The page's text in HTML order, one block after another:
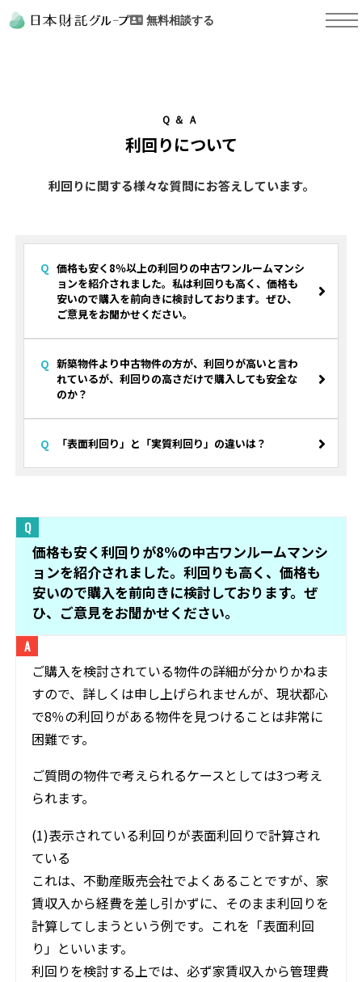
無料相談する
Ｑ＆Ａ
利回りについて
利回りに関する様々な質問にお答えしています。
価格も安く8％以上の利回りの中古ワンルームマンシ
ョンを紹介されました。私は利回りも高く、価格も
安いので購入を前向きに検討しております。ぜひ、
ご意見をお聞かせください。
新築物件より中古物件の方が、利回りが高いと言わ
れているが、利回りの高さだけで購入しても安全な
のか？
「表面利回り」と「実質利回り」の違いは？
価格も安く利回りが8%の中古ワンルームマンシ
ョンを紹介されました。利回りも高く、価格も
安いので購入を前向きに検討しております。ぜ
ひ、ご意見をお聞かせください。
ご購入を検討されている物件の詳細が分かりかねま
すので、詳しくは申し上げられませんが、現状都心
で8％の利回りがある物件を見つけることは非常に
困難です。
ご質問の物件で考えられるケースとしては3つ考え
られます。
(1)表示されている利回りが表面利回りで計算され
ている
これは、不動産販売会社でよくあることですが、家
賃収入から経費を差し引かずに、そのまま利回りを
計算してしまうという例です。これを「表面利回
り」といいます。
利回りを検討する上では、必ず家賃収入から管理費